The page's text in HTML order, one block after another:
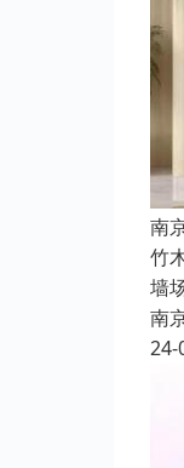
南
竹
墙
南
24-